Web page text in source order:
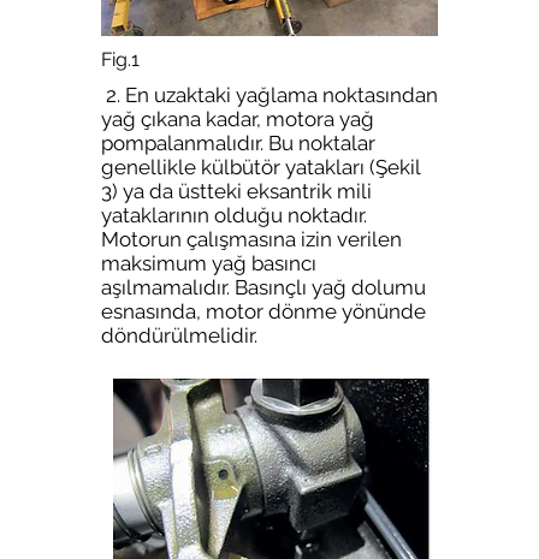
Fig.1
2. En uzaktaki yağlama noktasından
yağ çıkana kadar, motora yağ
pompalanmalıdır. Bu noktalar
genellikle külbütör yatakları (Şekil
3) ya da üstteki eksantrik mili
yataklarının olduğu noktadır.
Motorun çalışmasına izin verilen
maksimum yağ basıncı
aşılmamalıdır. Basınçlı yağ dolumu
esnasında, motor dönme yönünde
döndürülmelidir.